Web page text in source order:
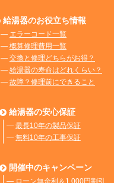
給湯器のお役立ち情報
― エラーコード一覧
― 概算修理費用一覧
― 交換と修理どちらがお得？
― 給湯器の寿命はどれくらい？
― 故障？修理前にできること
給湯器の安心保証
― 最長10年の製品保証
― 無料10年の工事保証
開催中のキャンペーン